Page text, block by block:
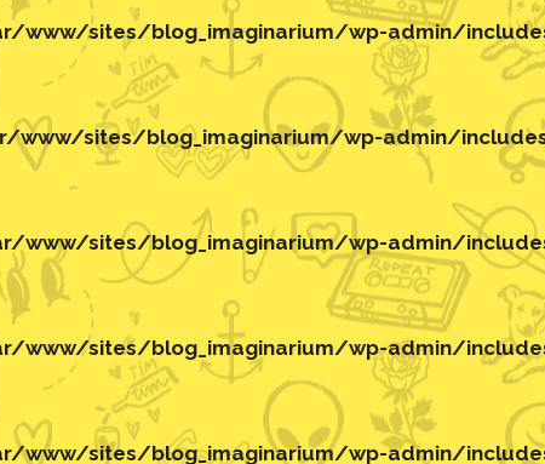
www/sites/blog_imaginarium/wp-admin/
www/sites/blog_imaginarium/wp-admin/
www/sites/blog_imaginarium/wp-admin/
www/sites/blog_imaginarium/wp-admin/
www/sites/blog_imaginarium/wp-admin/